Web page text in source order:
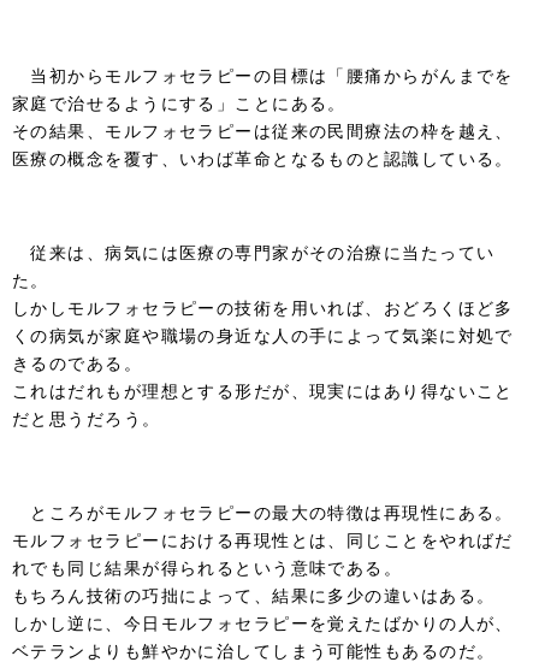
当初からモルフォセラピーの目標は「腰痛からがんまでを
家庭で治せるようにする」ことにある。
その結果、モルフォセラピーは従来の民間療法の枠を越え、
医療の概念を覆す、いわば革命となるものと認識している。
従来は、病気には医療の専門家がその治療に当たってい
た。
しかしモルフォセラピーの技術を用いれば、おどろくほど多
くの病気が家庭や職場の身近な人の手によって気楽に対処で
きるのである。
これはだれもが理想とする形だが、現実にはあり得ないこと
だと思うだろう。
ところがモルフォセラピーの最大の特徴は再現性にある。
モルフォセラピーにおける再現性とは、同じことをやればだ
れでも同じ結果が得られるという意味である。
もちろん技術の巧拙によって、結果に多少の違いはある。
しかし逆に、今日モルフォセラピーを覚えたばかりの人が、
ベテランよりも鮮やかに治してしまう可能性もあるのだ。